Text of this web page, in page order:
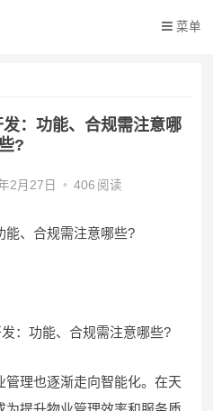
菜单
：功能、合规需注意哪
?
2月27日 • 406 阅读
能、合规需注意哪些?
管理也逐渐走向智能化。在天